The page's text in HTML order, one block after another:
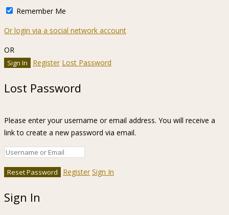
Remember Me
Or login via a social network account
OR
Register Lost Password
Lost Password
Please enter your username or email address. You will receive a
link to create a new password via email.
Register Sign In
Sign In